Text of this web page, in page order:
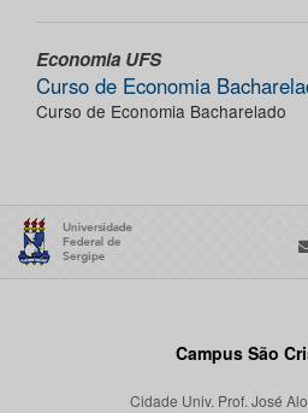
Economia UFS
Curso de Economia
Curso de Economia Bacharelado
Campus São
Cidade Univ. Prof. José